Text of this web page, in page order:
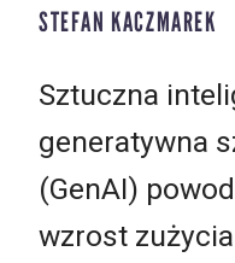
STEFAN KACZMAREK
Sztuczna
generatywna
(GenAI)
wzrost